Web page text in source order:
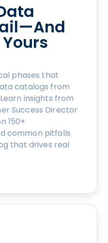
phases that
catalogs from
insights from
Success Director
150+
common pitfalls
that drives real